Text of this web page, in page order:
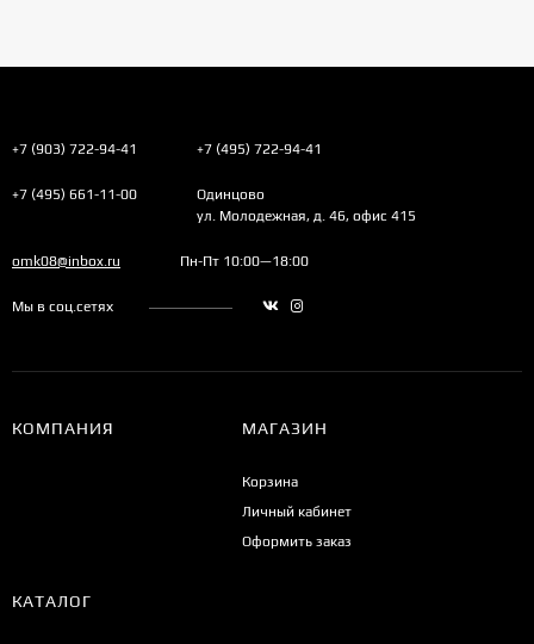
+7 (903) 722-94-41 +7 (495) 722-94-41
+7 (495) 661-11-00
Одинцово
ул. Молодежная, д. 46, офис 415
omk08@inbox.ru Пн-Пт 10:00—18:00
Мы в соц.сетях
КОМПАНИЯ МАГАЗИН
Корзина
Личный кабинет
Оформить заказ
КАТАЛОГ